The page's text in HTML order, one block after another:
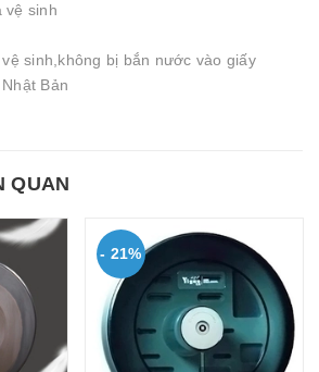
vệ sinh
sinh,không bị bắn nước vào giấy
Bản
QUAN
- 21%